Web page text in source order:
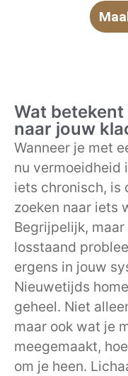
Wat
naar jouw
Wanneer je met
nu vermoeidheid
iets chronisch, is
zoeken naar iets
Begrijpelijk,
losstaand
ergens in jouw
Nieuwetijds
geheel. Niet
maar ook wat je
meegemaakt,
om je heen.